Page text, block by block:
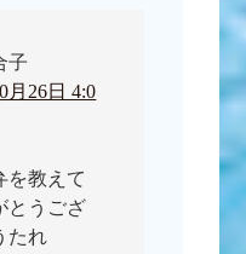
子
月26日 4:0
を教えて
とうござ
たれ